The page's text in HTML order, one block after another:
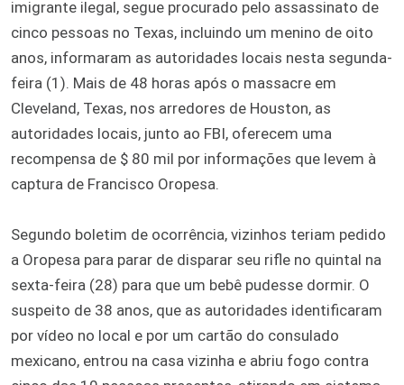
imigrante ilegal, segue procurado pelo assassinato de
cinco pessoas no Texas, incluindo um menino de oito
anos, informaram as autoridades locais nesta segunda-
feira (1). Mais de 48 horas após o massacre em
Cleveland, Texas, nos arredores de Houston, as
autoridades locais, junto ao FBI, oferecem uma
recompensa de $ 80 mil por informações que levem à
captura de Francisco Oropesa.
Segundo boletim de ocorrência, vizinhos teriam pedido
a Oropesa para parar de disparar seu rifle no quintal na
sexta-feira (28) para que um bebê pudesse dormir. O
suspeito de 38 anos, que as autoridades identificaram
por vídeo no local e por um cartão do consulado
mexicano, entrou na casa vizinha e abriu fogo contra